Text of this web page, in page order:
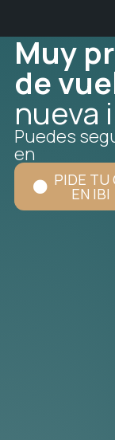
Muy
de
nueva
Puedes
en
PIDE TU
EN